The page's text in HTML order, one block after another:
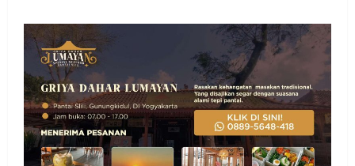
Bedah
Rumah
Mbah
Waluyo
di
Tambakromo
Gunungkidul